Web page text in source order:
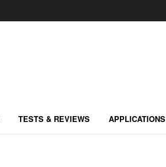
TESTS & REVIEWS APPLICATIONS